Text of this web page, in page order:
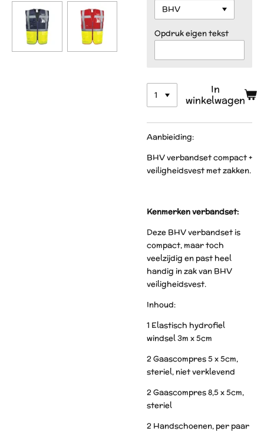
Opdruk eigen tekst
In
winkelwagen
Aanbieiding:
BHV verbandset compact +
veiligheidsvest met zakken.
Kenmerken verbandset:
Deze BHV verbandset is
compact, maar toch
veelzijdig en past heel
handig in zak van BHV
veiligheidsvest.
Inhoud:
1 Elastisch hydrofiel
windsel 3m x 5cm
2 Gaascompres 5 x 5cm,
steriel, niet verklevend
2 Gaascompres 8,5 x 5cm,
steriel
2 Handschoenen, per paar